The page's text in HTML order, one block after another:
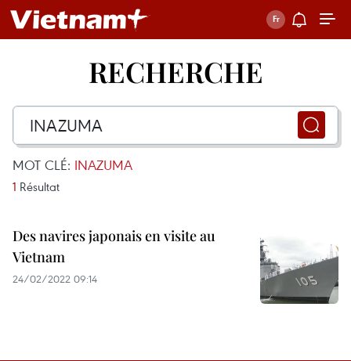
RECHERCHE
MOT CLÉ: INAZUMA
1 Résultat
Des navires japonais en visite au
Vietnam
24/02/2022 09:14